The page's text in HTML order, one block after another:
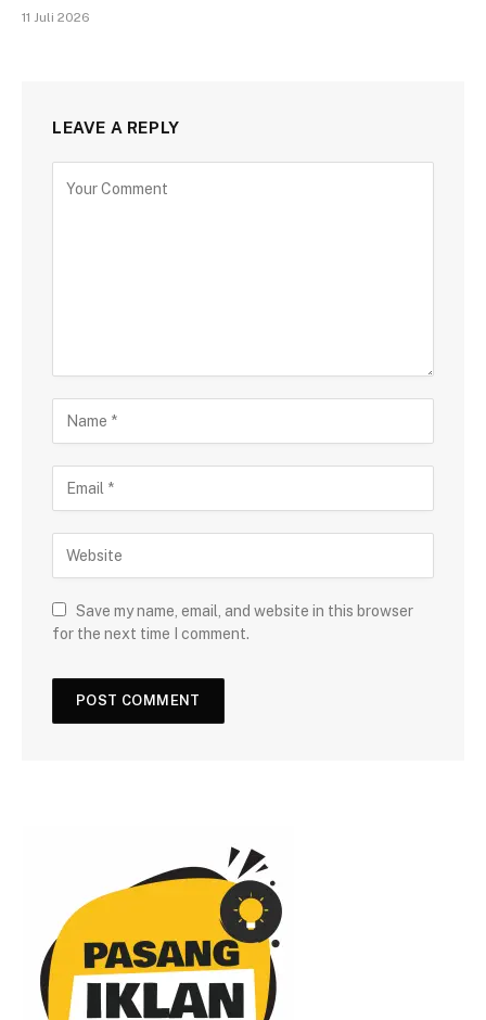
11 Juli 2026
LEAVE A REPLY
Save my name, email, and website in this browser
for the next time I comment.